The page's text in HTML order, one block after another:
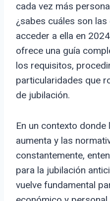
cada vez más
¿sabes cuáles son
acceder a ella en
ofrece una guía
los requisitos,
particularidades que
de jubilación.
En un contexto
aumenta y las
constantemente,
para la jubilación
vuelve fundamental